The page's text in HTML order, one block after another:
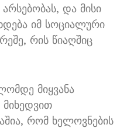
და მისი
იმ სოციალური
რის წიაღშიც
მიყვანა
რომ ხელოვნების